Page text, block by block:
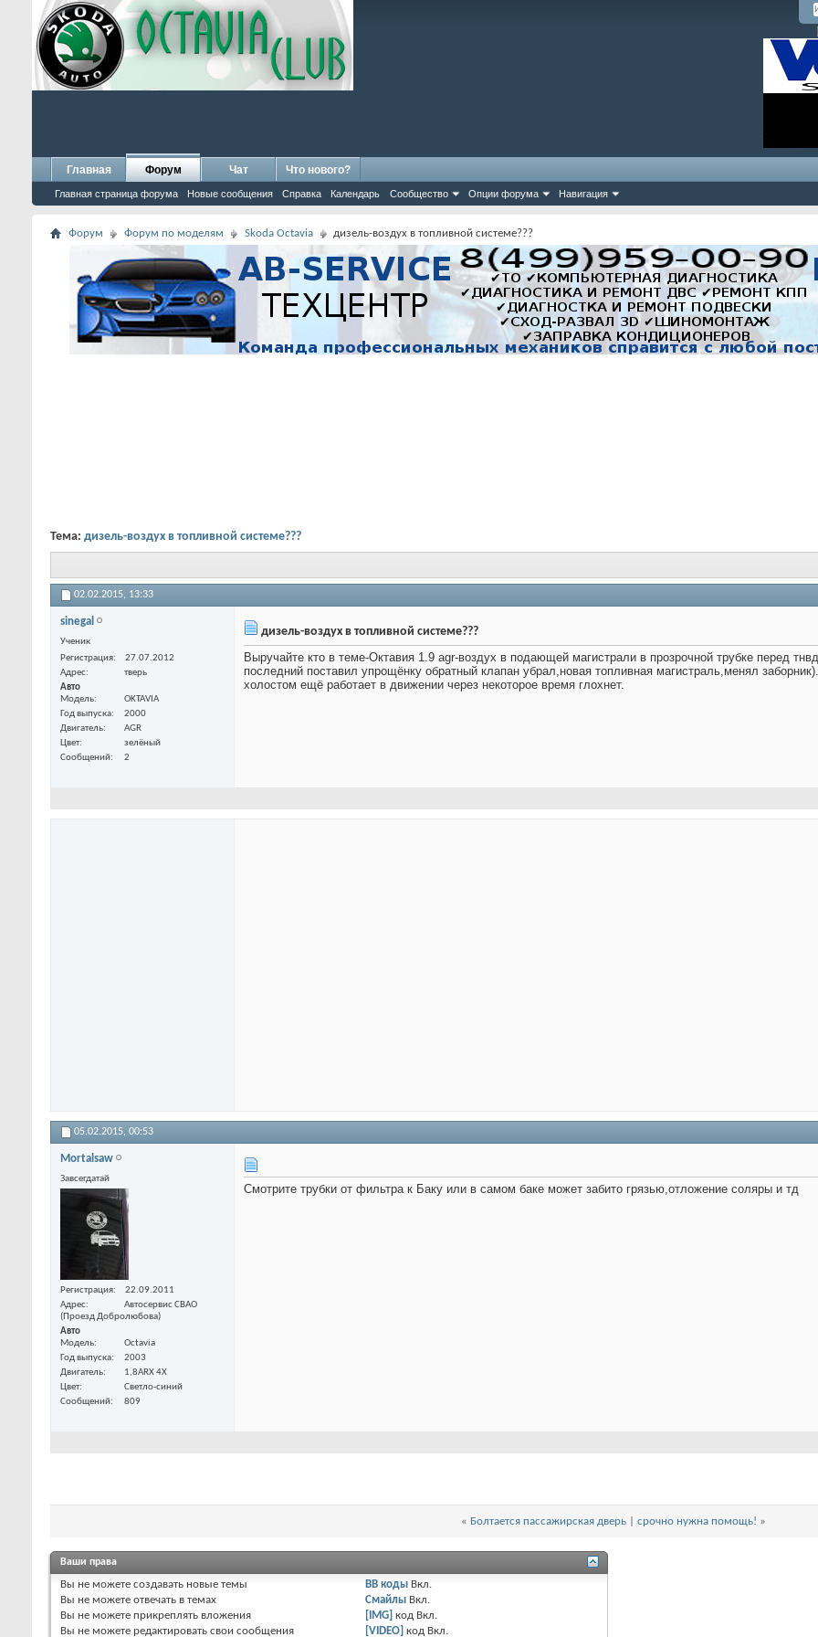
Главная Форум
Главная страница форума Новые сообщения Справка Календарь Сообщество Опции форума Навигация
Чат Что нового?
Форум Форум по моделям Skoda Octavia дизель-воздух в топливной системе???
Тема: дизель-воздух в топливной системе???
02.02.2015, 13:33
sinegal
Ученик
Регистрация
27.07.2012
Адрес
тверь
Авто
Модель
OKTAVIA
Год выпуска
2000
Двигатель
AGR
Цвет
зелёный
Сообщений
2
дизель-воздух в топливной системе???
Выручайте кто в теме-Октавия 1.9 agr-воздух в подающей магистрали в прозрочной трубке перед
последний поставил упрощёнку обратный клапан убрал,новая топливная магистраль,менял
холостом ещё работает в движении через некоторое время глохнет.
05.02.2015, 00:53
Mortalsaw
Завсегдатай
Регистрация
22.09.2011
Адрес
Автосервис СВАО
(Проезд Добролюбова)
Авто
Модель
Octavia
Год выпуска
2003
Двигатель
1,8ARX 4Х
Цвет
Светло-синий
Сообщений
809
Смотрите трубки от фильтра к Баку или в самом баке может забито грязью,отложение соляры и тд
« Болтается пассажирская дверь срочно нужна помощь! »
Ваши права
Вы не можете создавать новые темы
Вы не можете отвечать в темах
Вы не можете прикреплять вложения
Вы не можете редактировать свои сообщения
BB коды Вкл.
Смайлы Вкл.
[IMG] код Вкл.
[VIDEO] код Вкл.